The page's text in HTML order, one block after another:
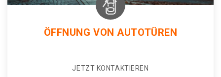
ÖFFNUNG VON AUTOTÜREN
JETZT KONTAKTIEREN